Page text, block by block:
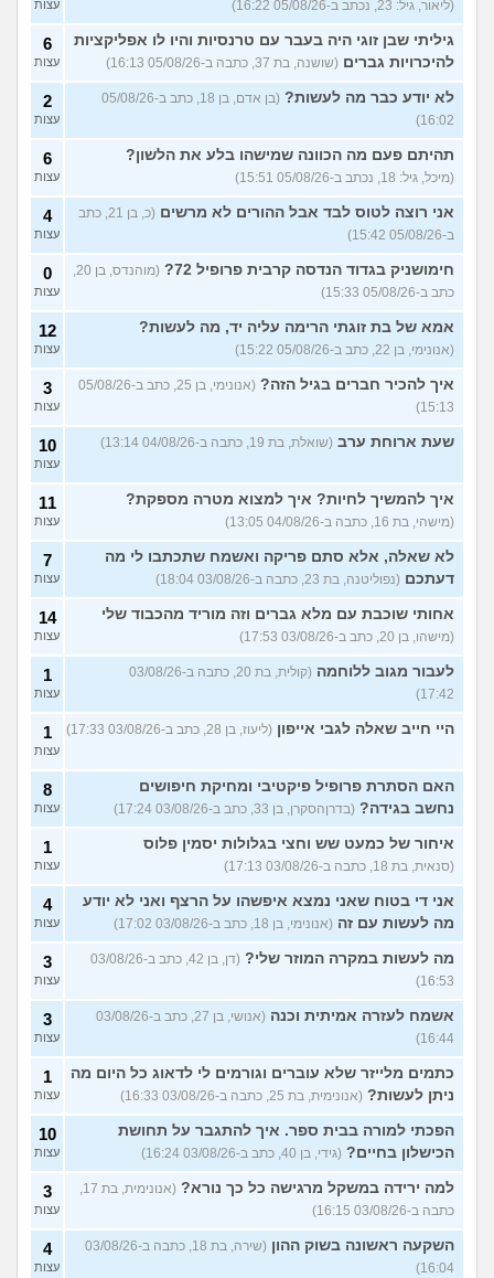
(ליאור, גיל: 23, נכתב ב-05/08/26 16:22) עצות
גיליתי שבן זוגי היה בעבר עם טרנסיות והיו לו אפליקציות
להיכרויות גברים (שושנה, בת 37, כתבה ב-05/08/26 16:13)
6
עצות
לא יודע כבר מה לעשות?
(בן אדם, בן 18, כתב ב-05/08/26
16:02)
2
עצות
תהיתם פעם מה הכוונה שמישהו בלע את הלשון?
(מיכל, גיל: 18, נכתב ב-05/08/26 15:51)
6
עצות
אני רוצה לטוס לבד אבל ההורים לא מרשים
(כ, בן 21, כתב
ב-05/08/26 15:42)
4
עצות
חימושניק בגדוד הנדסה קרבית פרופיל 72?
כתב ב-05/08/26 15:33)
0
עצות
אמא של בת זוגתי הרימה עליה יד, מה לעשות?
(אנונימי, בן 22, כתב ב-05/08/26 15:22)
12
עצות
איך להכיר חברים בגיל הזה?
(אנונימי, בן 25, כתב ב-05/08/26
15:13)
3
עצות
שעת ארוחת ערב (שואלת, בת 19, כתבה ב-04/08/26 13:14) 10
עצות
איך להמשיך לחיות? איך למצוא מטרה מספקת?
(מישהי, בת 16, כתבה ב-04/08/26 13:05)
11
עצות
לא שאלה, אלא סתם פריקה ואשמח שתכתבו לי מה
דעתכם (נפוליטנה, בת 23, כתבה ב-03/08/26 18:04)
7
עצות
אחותי שוכבת עם מלא גברים וזה מוריד מהכבוד שלי
(מישהו, בן 20, כתב ב-03/08/26 17:53)
14
עצות
לעבור מגוב ללוחמה
(קולית, בת 20, כתבה ב-03/08/26
17:42)
1
עצות
היי חייב שאלה לגבי אייפון (ליעוז, בן 28, כתב ב-03/08/26 17:33) 1
עצות
האם הסתרת פרופיל פיקטיבי ומחיקת חיפושים
נחשב בגידה? (בדרןהסקרן, בן 33, כתב ב-03/08/26 17:24)
8
עצות
איחור של כמעט שש וחצי בגלולות יסמין פלוס
(סנאית, בת 18, כתבה ב-03/08/26 17:13)
1
עצות
אני די בטוח שאני נמצא איפשהו על הרצף ואני לא יודע
מה לעשות עם זה (אנונימי, בן 18, כתב ב-03/08/26 17:02)
4
עצות
מה לעשות במקרה המוזר שלי?
(דן, בן 42, כתב ב-03/08/26
16:53)
3
עצות
אשמח לעזרה אמיתית וכנה
(אנושי, בן 27, כתב ב-03/08/26
16:44)
3
עצות
כתמים מלייזר שלא עוברים וגורמים לי לדאוג כל היום מה
ניתן לעשות? (אנונימית, בת 25, כתבה ב-03/08/26 16:33)
1
עצות
הפכתי למורה בבית ספר. איך להתגבר על תחושת
הכישלון בחיים? (גידי, בן 40, כתב ב-03/08/26 16:24)
10
עצות
למה ירידה במשקל מרגישה כל כך נורא?
כתבה ב-03/08/26 16:15)
3
עצות
השקעה ראשונה בשוק ההון
(שירה, בת 18, כתבה ב-03/08/26
16:04)
4
עצות